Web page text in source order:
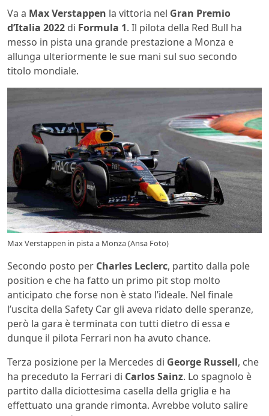
Va a Max Verstappen la vittoria nel Gran Premio
d’Italia 2022 di Formula 1. Il pilota della Red Bull ha
messo in pista una grande prestazione a Monza e
allunga ulteriormente le sue mani sul suo secondo
titolo mondiale.
Max Verstappen in pista a Monza (Ansa Foto)
Secondo posto per Charles Leclerc, partito dalla pole
position e che ha fatto un primo pit stop molto
anticipato che forse non è stato l’ideale. Nel finale
l’uscita della Safety Car gli aveva ridato delle speranze,
però la gara è terminata con tutti dietro di essa e
dunque il pilota Ferrari non ha avuto chance.
Terza posizione per la Mercedes di George Russell, che
ha preceduto la Ferrari di Carlos Sainz. Lo spagnolo è
partito dalla diciottesima casella della griglia e ha
effettuato una grande rimonta. Avrebbe voluto salire